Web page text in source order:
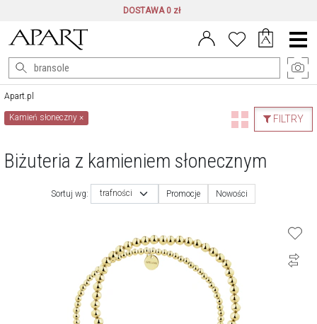
DOSTAWA 0 zł
Menu
główne
Apart.pl
FILTRY
Kamień słoneczny×
Biżuteria z kamieniem słonecznym
Sortuj wg: trafności Promocje Nowości